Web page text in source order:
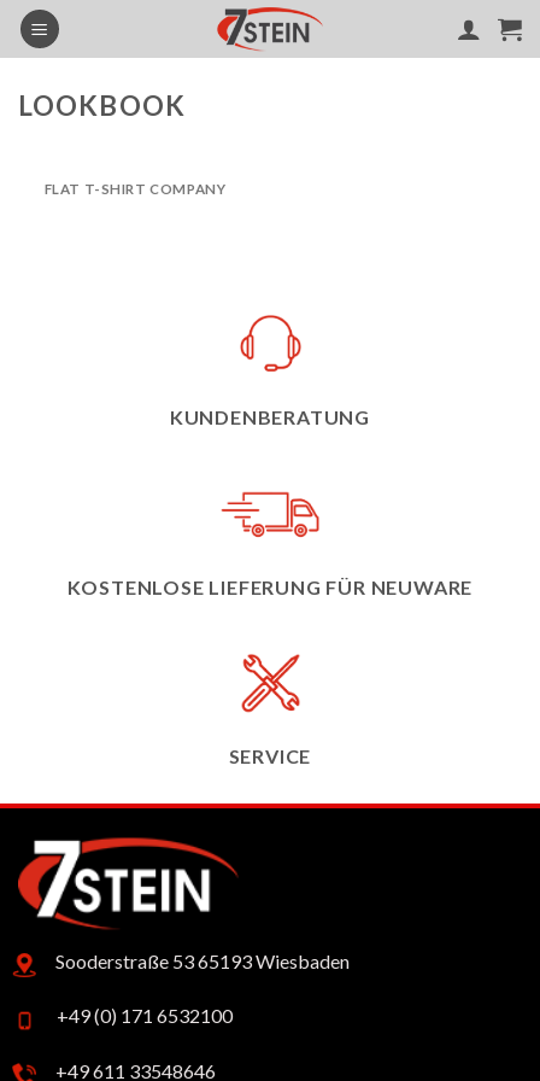
Skip
LOOKBOOK
FLAT T-SHIRT COMPANY
KUNDENBERATUNG
KOSTENLOSE LIEFERUNG FÜR NEUWARE
SERVICE
Sooderstraße 53 65193 Wiesbaden
+49 (0) 171 6532100
+49 611 33548646